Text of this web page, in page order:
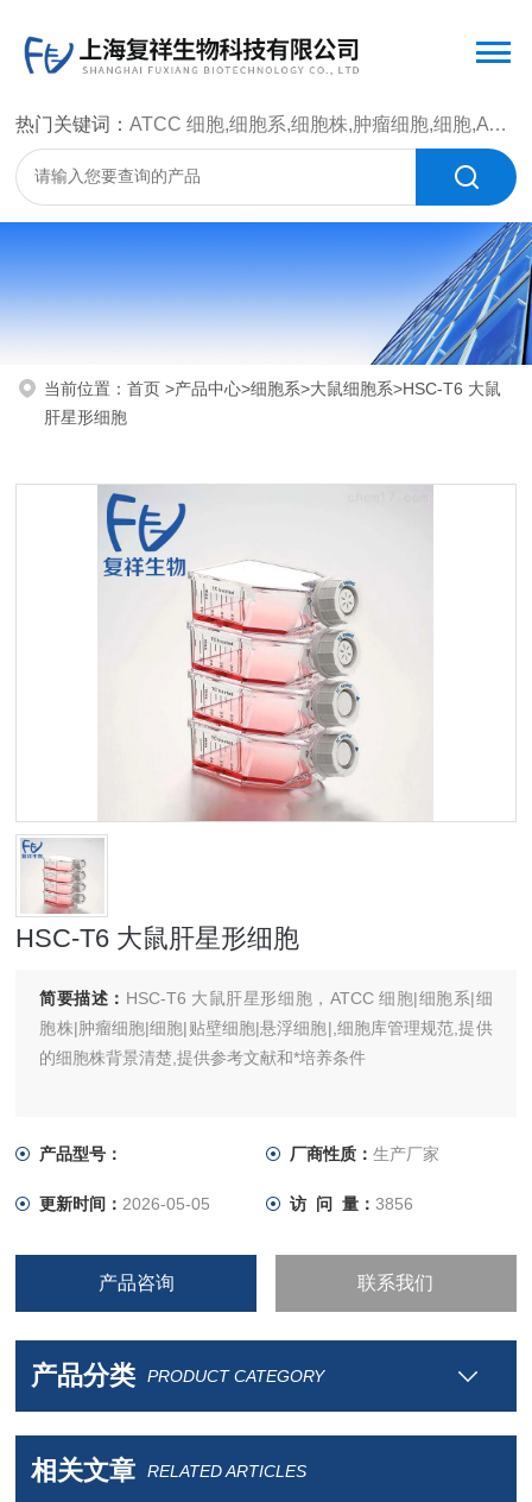
热门关键词：ATCC 细胞,细胞系,细胞株,肿瘤细胞,细胞,ATCC 菌种，CMCC 菌种，标准菌株，质控菌种，微生物菌种，菌株，菌种
当前位置：首页>产品中心>细胞系>大鼠细胞系>HSC-T6 大鼠
肝星形细胞
HSC-T6 大鼠肝星形细胞
简要描述： HSC-T6 大鼠肝星形细胞，ATCC 细胞|细胞系|细
胞株|肿瘤细胞|细胞|贴壁细胞|悬浮细胞|,细胞库管理规范,提供
的细胞株背景清楚,提供参考文献和*培养条件
产品型号： 厂商性质： 生产厂家
更新时间： 2026-05-05 访 问 量： 3856
产品咨询 联系我们
产品分类 PRODUCT CATEGORY
相关文章 RELATED ARTICLES